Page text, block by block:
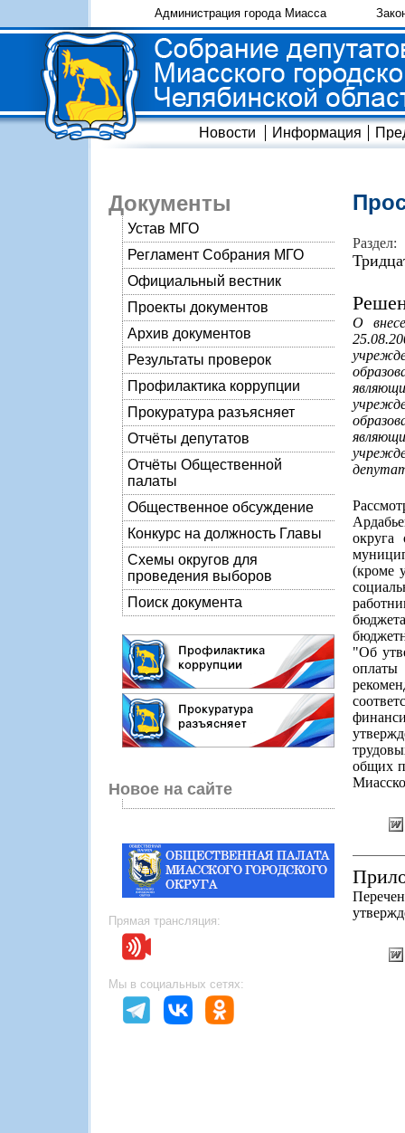
Администрация города Миасса
Новости Информация
Документы
Устав МГО
Регламент Собрания МГО
Официальный вестник
Проекты документов
Архив документов
Результаты проверок
Профилактика коррупции
Прокуратура разъясняет
Отчёты депутатов
Отчёты Общественной
палаты
Общественное обсуждение
Конкурс на должность Главы
Схемы округов для
проведения выборов
Поиск документа
Новое на сайте
Прямая трансляция:
Мы в социальных сетях:
Раздел:
О
(кроме
"Об
оплаты
общих